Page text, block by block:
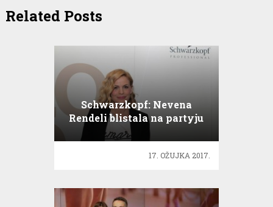
Related Posts
Schwarzkopf: Nevena
Rendeli blistala na partyju
u čast plavuša
17. OŽUJKA 2017.